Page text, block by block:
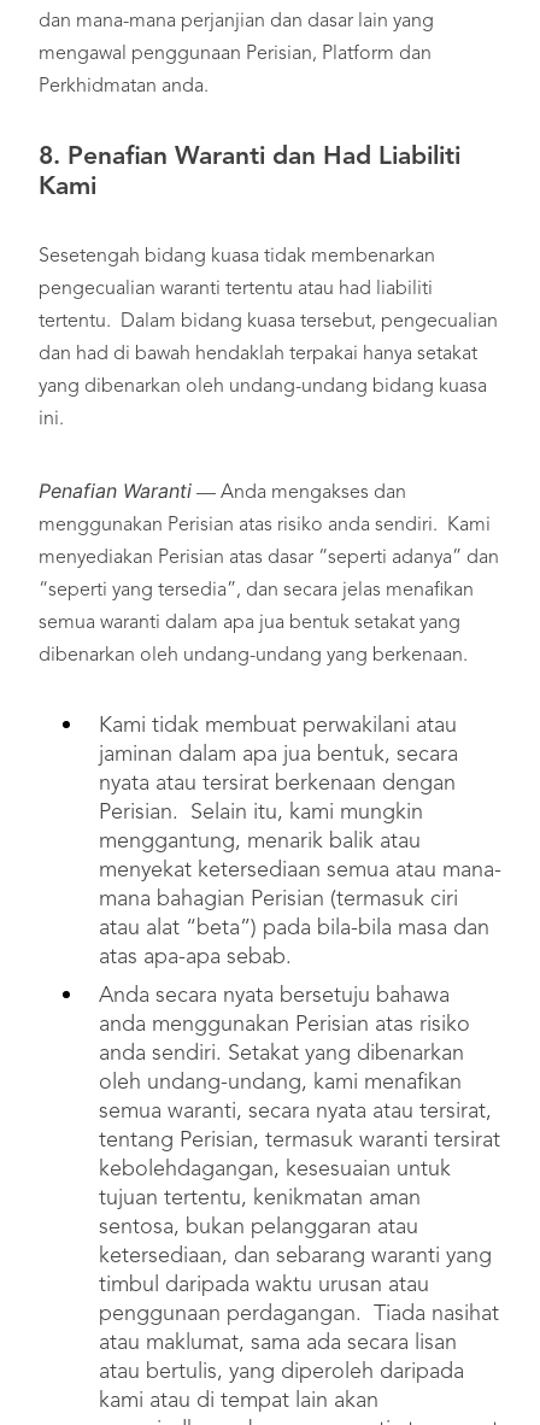
dan mana-mana perjanjian dan dasar lain yang
mengawal penggunaan Perisian, Platform dan
Perkhidmatan anda.
8. Penafian Waranti dan Had Liabiliti
Kami
Sesetengah bidang kuasa tidak membenarkan
pengecualian waranti tertentu atau had liabiliti
tertentu. Dalam bidang kuasa tersebut, pengecualian
dan had di bawah hendaklah terpakai hanya setakat
yang dibenarkan oleh undang-undang bidang kuasa
ini.
Penafian Waranti — Anda mengakses dan
menggunakan Perisian atas risiko anda sendiri. Kami
menyediakan Perisian atas dasar “seperti adanya” dan
“seperti yang tersedia”, dan secara jelas menafikan
semua waranti dalam apa jua bentuk setakat yang
dibenarkan oleh undang-undang yang berkenaan.
Kami tidak membuat perwakilani atau
jaminan dalam apa jua bentuk, secara
nyata atau tersirat berkenaan dengan
Perisian. Selain itu, kami mungkin
menggantung, menarik balik atau
menyekat ketersediaan semua atau mana-
mana bahagian Perisian (termasuk ciri
atau alat “beta”) pada bila-bila masa dan
atas apa-apa sebab.
Anda secara nyata bersetuju bahawa
anda menggunakan Perisian atas risiko
anda sendiri. Setakat yang dibenarkan
oleh undang-undang, kami menafikan
semua waranti, secara nyata atau tersirat,
tentang Perisian, termasuk waranti tersirat
kebolehdagangan, kesesuaian untuk
tujuan tertentu, kenikmatan aman
sentosa, bukan pelanggaran atau
ketersediaan, dan sebarang waranti yang
timbul daripada waktu urusan atau
penggunaan perdagangan. Tiada nasihat
atau maklumat, sama ada secara lisan
atau bertulis, yang diperoleh daripada
kami atau di tempat lain akan